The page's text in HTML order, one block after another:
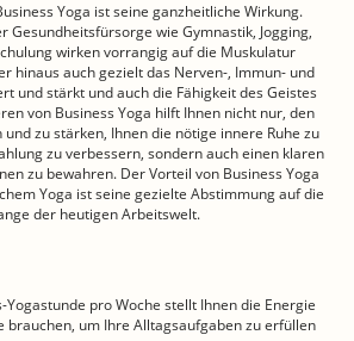
Yoga ist seine ganzheitliche Wirkung.
Gesundheitsfürsorge wie Gymnastik, Jogging,
wirken vorrangig auf die Muskulatur
hinaus auch gezielt das Nerven-, Immun- und
und stärkt und auch die Fähigkeit des Geistes
von Business Yoga hilft Ihnen nicht nur, den
zu stärken, Ihnen die nötige innere Ruhe zu
zu verbessern, sondern auch einen klaren
zu bewahren. Der Vorteil von Business Yoga
Yoga ist seine gezielte Abstimmung auf die
der heutigen Arbeitswelt.
Yogastunde pro Woche stellt Ihnen die Energie
brauchen, um Ihre Alltagsaufgaben zu erfüllen